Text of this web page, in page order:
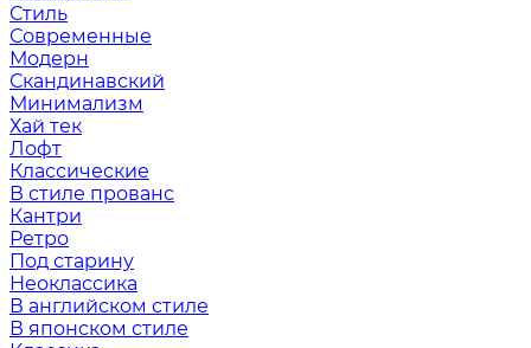
Стиль
Современные
Модерн
Скандинавский
Минимализм
Хай тек
Лофт
Классические
В стиле прованс
Кантри
Ретро
Под старину
Неоклассика
В английском стиле
В японском стиле